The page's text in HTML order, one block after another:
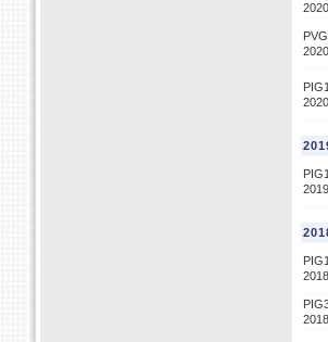
2020
2020
2020
2019
2018
2018